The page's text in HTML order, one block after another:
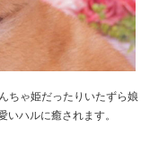
ちゃ姫だったりいたずら娘
ハルに癒されます。